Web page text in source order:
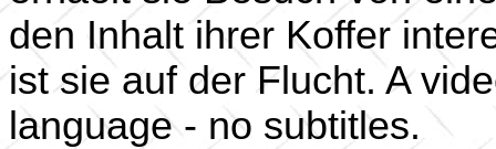
den Inhalt ihrer Koffer
ist sie auf der Flucht. A
language - no subtitles.